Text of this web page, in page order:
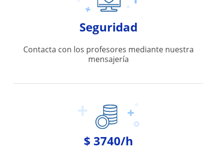
Seguridad
Contacta con los profesores mediante nuestra
mensajería
$ 3740/h